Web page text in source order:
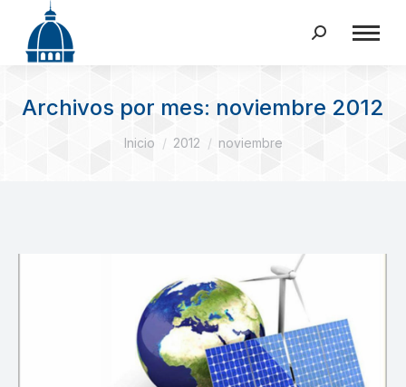
Buscar:
Archivos por mes: noviembre 2012
Estás aquí:
Inicio 2012 noviembre